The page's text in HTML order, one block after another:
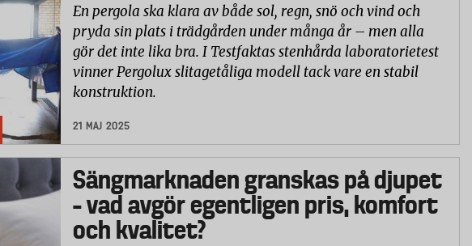
En pergola ska klara av både sol, regn, snö och vind och
pryda sin plats i trädgården under många år – men alla
gör det inte lika bra. I Testfaktas stenhårda laboratorietest
vinner Pergolux slitagetåliga modell tack vare en stabil
konstruktion.
21 MAJ 2025
Sängmarknaden granskas på djupet
– vad avgör egentligen pris, komfort
och kvalitet?